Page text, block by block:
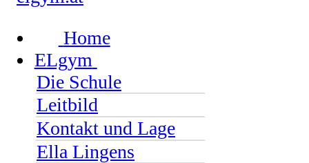
Home
ELgym
Die Schule
Leitbild
Kontakt und Lage
Ella Lingens